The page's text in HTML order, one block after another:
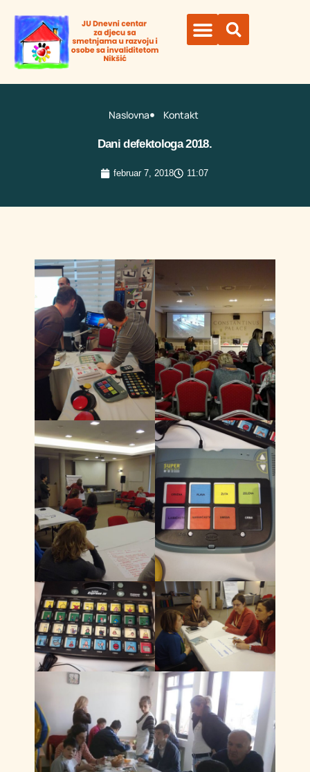
Naslovna Kontakt
Dani defektologa 2018.
februar 7, 2018 11:07